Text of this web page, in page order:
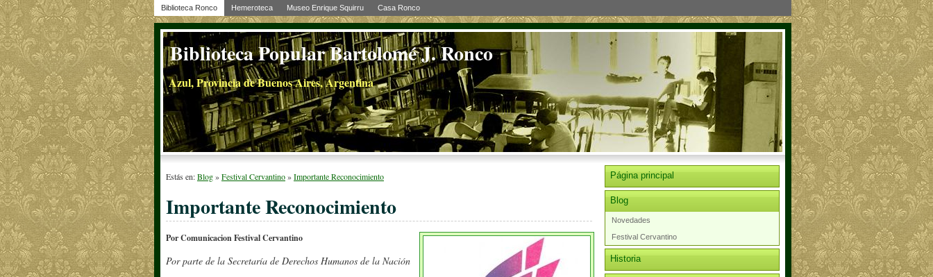
Biblioteca Ronco Hemeroteca Museo Enrique Squirru Casa Ronco
Biblioteca Popular Bartolomé J. Ronco
Azul, Provincia de Buenos Aires, Argentina
Estás en:Blog»Festival Cervantino»Importante Reconocimiento
Importante Reconocimiento
Por Comunicacion Festival Cervantino
Por parte de la Secretaría de Derechos Humanos de la Nación
Página principal
Blog
Novedades
Festival Cervantino
Historia